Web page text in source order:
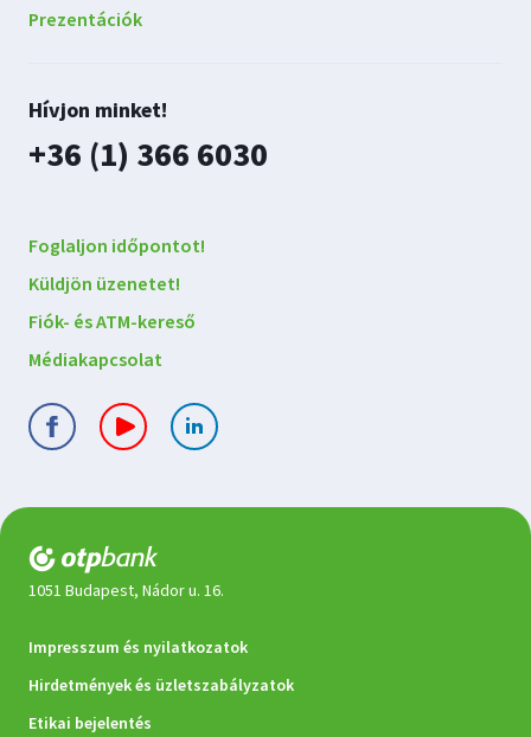
Prezentációk
Lépjen
kapcsolatba
velünk
Hívjon minket!
plusz
+36 (1) 366 6030
Foglaljon időpontot!
Küldjön üzenetet!
Fiók- és ATM-kereső
Médiakapcsolat
1051 Budapest, Nádor u. 16.
Jogi
dokumentumok
Impresszum és nyilatkozatok
Hirdetmények és üzletszabályzatok
Etikai bejelentés